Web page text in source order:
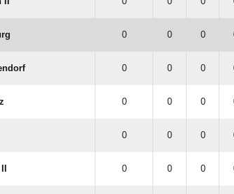
0 0 0
0 0 0
0 0 0
0 0 0
0 0 0